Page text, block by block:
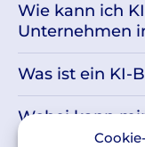
Wie kann ich
Unternehmen
Was ist ein KI-
Wobei kann